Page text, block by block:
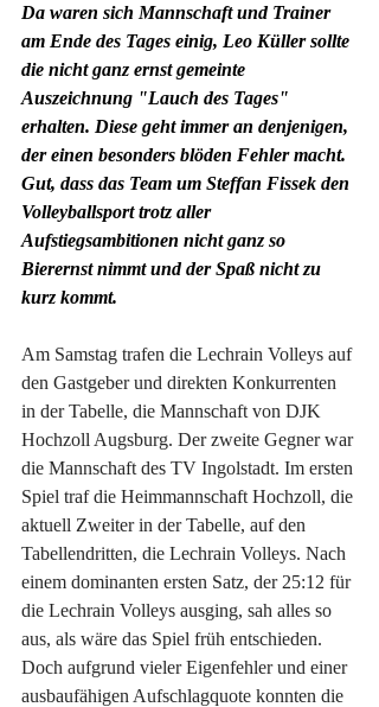
Da waren sich Mannschaft und Trainer
am Ende des Tages einig, Leo Küller sollte
die nicht ganz ernst gemeinte
Auszeichnung "Lauch des Tages"
erhalten. Diese geht immer an denjenigen,
der einen besonders blöden Fehler macht.
Gut, dass das Team um Steffan Fissek den
Volleyballsport trotz aller
Aufstiegsambitionen nicht ganz so
Bierernst nimmt und der Spaß nicht zu
kurz kommt.
Am Samstag trafen die Lechrain Volleys auf
den Gastgeber und direkten Konkurrenten
in der Tabelle, die Mannschaft von DJK
Hochzoll Augsburg. Der zweite Gegner war
die Mannschaft des TV Ingolstadt. Im ersten
Spiel traf die Heimmannschaft Hochzoll, die
aktuell Zweiter in der Tabelle, auf den
Tabellendritten, die Lechrain Volleys. Nach
einem dominanten ersten Satz, der 25:12 für
die Lechrain Volleys ausging, sah alles so
aus, als wäre das Spiel früh entschieden.
Doch aufgrund vieler Eigenfehler und einer
ausbaufähigen Aufschlagquote konnten die